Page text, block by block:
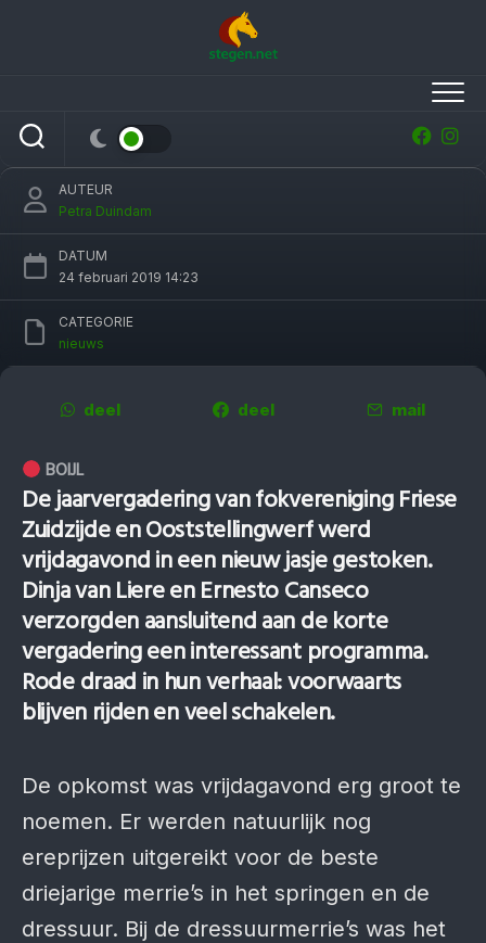
‘voorwaarts rijden en schakelen’
AUTEUR
Petra Duindam
DATUM
24 februari 2019 14:23
CATEGORIE
nieuws
deel deel mail
BOIJL
De jaarvergadering van fokvereniging Friese
Zuidzijde en Ooststellingwerf werd
vrijdagavond in een nieuw jasje gestoken.
Dinja van Liere en Ernesto Canseco
verzorgden aansluitend aan de korte
vergadering een interessant programma.
Rode draad in hun verhaal: voorwaarts
blijven rijden en veel schakelen.
De opkomst was vrijdagavond erg groot te
noemen. Er werden natuurlijk nog
ereprijzen uitgereikt voor de beste
driejarige merrie’s in het springen en de
dressuur. Bij de dressuurmerrie’s was het